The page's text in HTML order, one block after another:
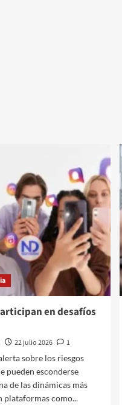
en desafíos
22 julio 2026
1
sobre los riesgos
pueden esconderse
de las dinámicas más
plataformas como...